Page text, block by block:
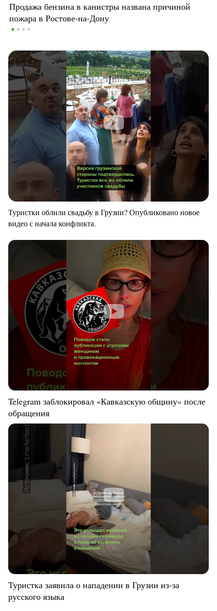
Продажа бензина в канистры названа причиной
пожара в Ростове-на-Дону
Туристки облили свадьбу в Грузии? Опубликовано новое
видео с начала конфликта.
Telegram заблокировал «Кавказскую общину» после
обращения
Туристка заявила о нападении в Грузии из-за
русского языка